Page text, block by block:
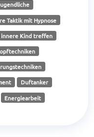
Taktik mit Hypnose
innere Kind treffen
Duftanker
Energiearbeit